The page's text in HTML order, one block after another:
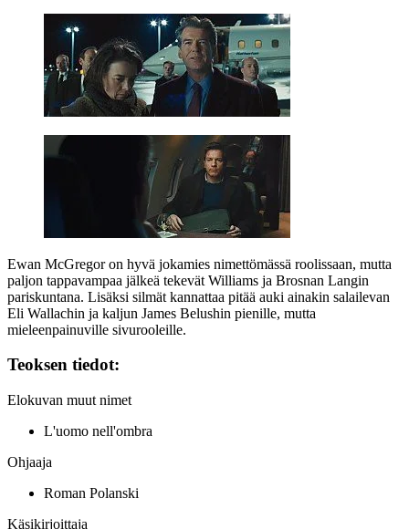
Ewan McGregor on hyvä jokamies nimettömässä roolissaan, mutta
paljon tappavampaa jälkeä tekevät Williams ja Brosnan Langin
pariskuntana. Lisäksi silmät kannattaa pitää auki ainakin salailevan
Eli Wallachin ja kaljun James Belushin pienille, mutta
mieleenpainuville sivurooleille.
Teoksen tiedot:
Elokuvan muut nimet
L'uomo nell'ombra
Ohjaaja
Roman Polanski
Käsikirjoittaja